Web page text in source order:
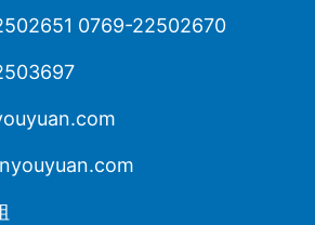
0769-22502670